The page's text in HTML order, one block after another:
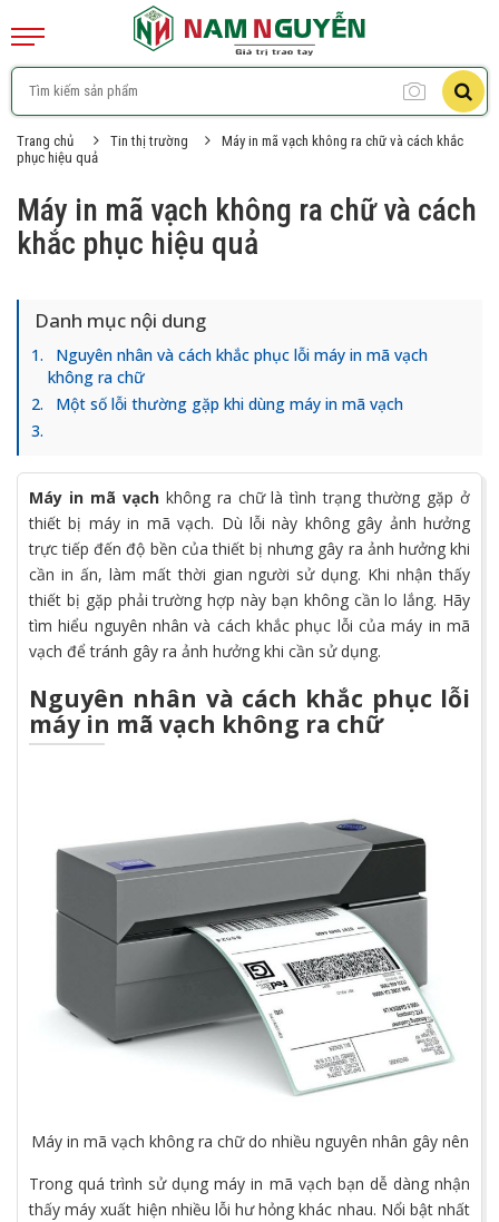
Trang chủ Tin thị trường
Máy in mã vạch không ra chữ và cách khắc
phục hiệu quả
Máy in mã vạch không ra chữ và cách
khắc phục hiệu quả
Danh mục nội dung
Nguyên nhân và cách khắc phục lỗi máy in mã vạch
không ra chữ
Một số lỗi thường gặp khi dùng máy in mã vạch
Máy in mã vạchkhông ra chữ là tình trạng thường gặp ở
thiết bị máy in mã vạch. Dù lỗi này không gây ảnh hưởng
trực tiếp đến độ bền của thiết bị nhưng gây ra ảnh hưởng khi
cần in ấn, làm mất thời gian người sử dụng. Khi nhận thấy
thiết bị gặp phải trường hợp này bạn không cần lo lắng. Hãy
tìm hiểu nguyên nhân và cách khắc phục lỗi của máy in mã
vạch để tránh gây ra ảnh hưởng khi cần sử dụng.
Nguyên nhân và cách khắc phục lỗi
máy in mã vạch không ra chữ
Máy in mã vạch không ra chữ do nhiều nguyên nhân gây nên
Trong quá trình sử dụng máy in mã vạch bạn dễ dàng nhận
thấy máy xuất hiện nhiều lỗi hư hỏng khác nhau. Nổi bật nhất